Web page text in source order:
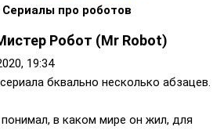
про роботов
Робот (Mr Robot)
19:34
бквально несколько абзацев.
в каком мире он жил, для